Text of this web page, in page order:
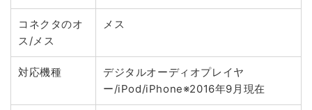
コネクタのオ
ス/メス
メス
対応機種
デジタルオーディオプレイヤ
ー/iPod/iPhone※2016年9月現在